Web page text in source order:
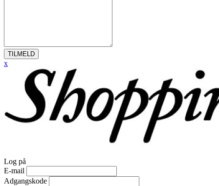
TILMELD
x
Log på
E-mail
Adgangskode